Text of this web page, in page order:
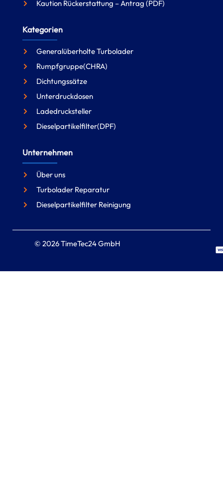
Kaution Rückerstattung – Antrag (PDF)
Kategorien
Generalüberholte Turbolader
Rumpfgruppe(CHRA)
Dichtungssätze
Unterdruckdosen
Ladedrucksteller
Dieselpartikelfilter(DPF)
Unternehmen
Über uns
Turbolader Reparatur
Dieselpartikelfilter Reinigung
© 2026 TimeTec24 GmbH